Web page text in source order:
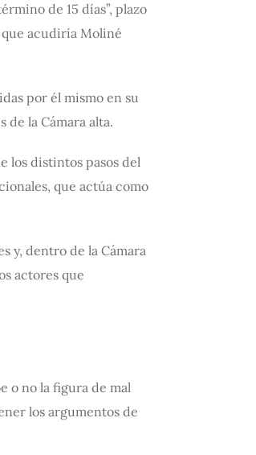
de 15 días”, plazo
que acudiría Moliné
por él mismo en su
de la Cámara alta.
los distintos pasos del
que actúa como
y, dentro de la Cámara
actores que
o no la figura de mal
los argumentos de